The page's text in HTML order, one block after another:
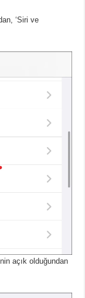
‘Siri ve
açık olduğundan